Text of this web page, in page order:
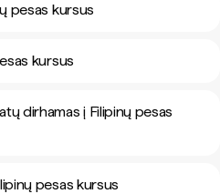
pesas kursus
kursus
dirhamas į Filipinų pesas
pesas kursus